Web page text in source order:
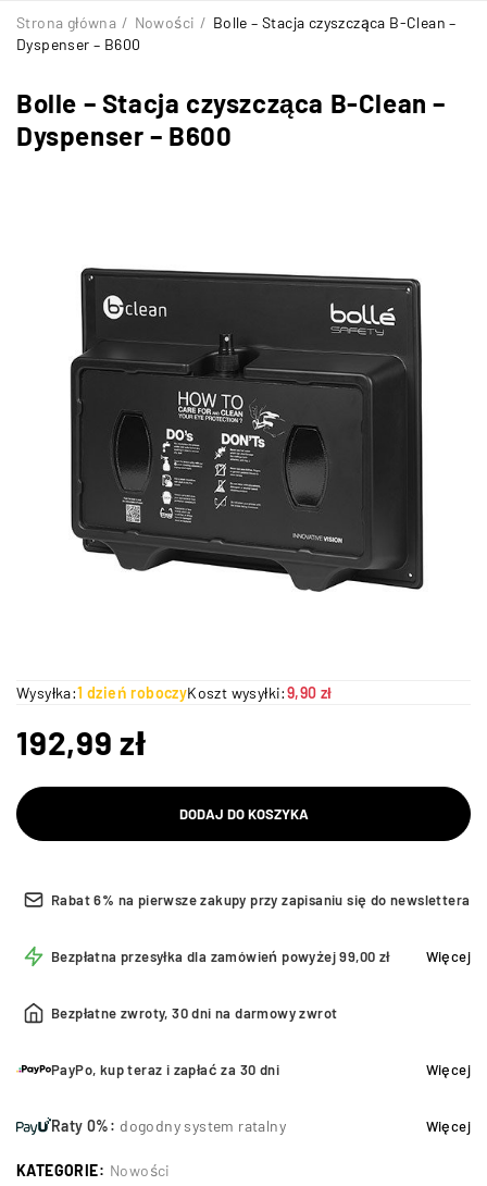
Bolle – Stacja czyszcząca B-Clean –
Dyspenser – B600
Strona główna / Nowości / Bolle – Stacja czyszcząca B-Clean –
Dyspenser – B600
Wysyłka:1 dzień roboczyKoszt wysyłki:9,90 zł
192,99zł
DODAJ DO KOSZYKA
Rabat 6% na pierwsze zakupy przy zapisaniu się do newslettera
Bezpłatna przesyłka dla zamówień powyżej 99,00 zł Więcej
Bezpłatne zwroty, 30 dni na darmowy zwrot
PayPo, kup teraz i zapłać za 30 dni Więcej
Raty 0%: dogodny system ratalny Więcej
KATEGORIE: Nowości